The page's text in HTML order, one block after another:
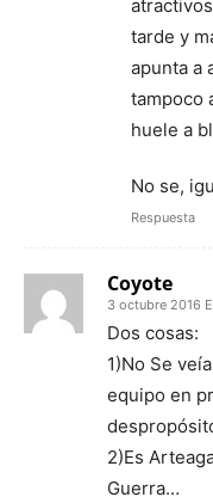
tarde y
apunta a
tampoco
huele a
No se,
Respuesta
Coyote
3 octubre 2016
Dos cosas:
1)No Se
equipo en
2)Es
Guerra…